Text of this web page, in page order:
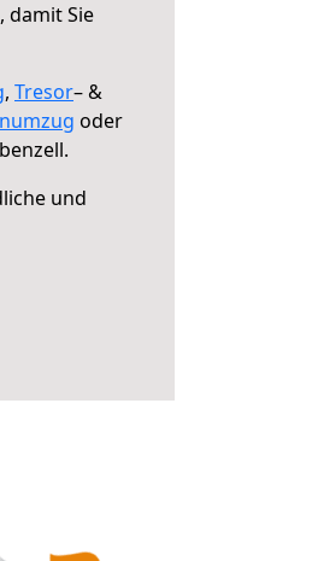
, damit Sie
, Tresor– &
oder
und